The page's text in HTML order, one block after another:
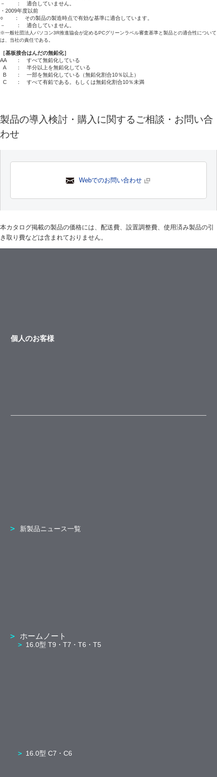
－ ： 適合していません。
・2009年度以前
○ ： その製品の製造時点で有効な基準に適合しています。
－ ： 適合していません。
※一般社団法人パソコン3R推進協会が定めるPCグリーンラベル審査基準と製品との適合性について
は、当社の責任である。
［基板接合はんだの無鉛化］
AA
： すべて無鉛化している
A
： 半分以上を無鉛化している
B
： 一部を無鉛化している（無鉛化割合10％以上）
C
： すべて有鉛である。もしくは無鉛化割合10％未満
製品の導入検討・購入に関するご相談・お問い合
わせ
Webでのお問い合わせ
本カタログ掲載の製品の価格には、配送費、設置調整費、使用済み製品の引
き取り費などは含まれておりません。
個人のお客様
新製品ニュース一覧
ホームノート
16.0型 T9・T7・T6・T5
16.0型 C7・C6